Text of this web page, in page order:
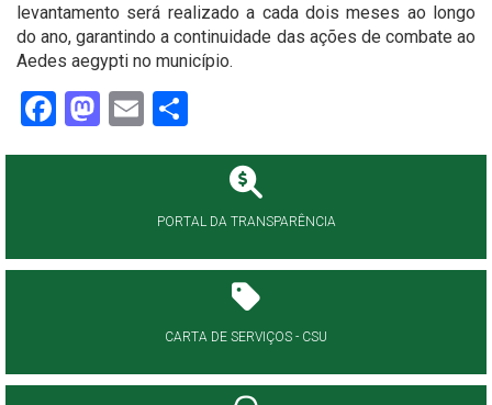
levantamento será realizado a cada dois meses ao longo
do ano, garantindo a continuidade das ações de combate ao
Aedes aegypti no município.
Facebook
Mastodon
Email
PORTAL DA TRANSPARÊNCIA
CARTA DE SERVIÇOS - CSU